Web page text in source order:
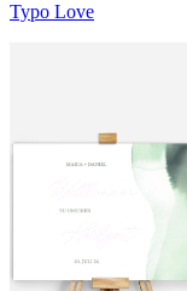
Typo Love